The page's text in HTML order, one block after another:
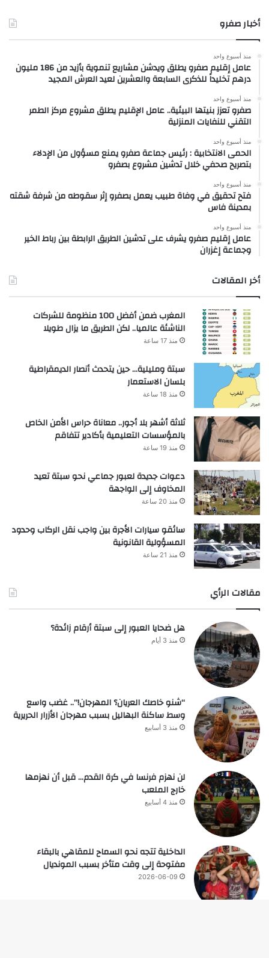
أخبار صفرو
منذ أسبوع واحد
عامل إقليم صفرو يطلق ويدشن مشاريع تنموية بأزيد من 186 مليون
درهم تخليداً للذكرى السابعة والعشرين لعيد العرش المجيد
منذ أسبوع واحد
صفرو تعزز بنيتها البيئية.. عامل الإقليم يطلق مشروع مركز الطمر
التقني للنفايات المنزلية
منذ أسبوع واحد
الحمى الانتخابية : رئيس جماعة صفرو يمنع مسؤول من الإدلاء
بتصريح صحفي خلال تدشين مشروع بصفرو
منذ أسبوع واحد
فتح تحقيق في وفاة طبيب يعمل بصفرو إثر سقوطه من شرفة شقته
بمدينة فاس
منذ أسبوع واحد
عامل إقليم صفرو يشرف على تدشين الطريق الرابطة بين رباط الخير
وجماعة إغزران
أخر المقالات
المغرب ضمن أفضل 100 منظومة للشركات
الناشئة عالميا.. لكن الطريق ما يزال طويلا
منذ 17 ساعة
سبتة ومليلية… حين يتحدث أنصار الديمقراطية
بلسان الاستعمار
منذ 18 ساعة
ثلاثة أشهر بلا أجور.. معاناة حراس الأمن الخاص
بالمؤسسات التعليمية بأكادير تتفاقم
منذ 19 ساعة
دعوات جديدة لعبور جماعي نحو سبتة تعيد
المخاوف إلى الواجهة
منذ 20 ساعة
سائقو سيارات الأجرة بين واجب نقل الركاب وحدود
المسؤولية القانونية
منذ 21 ساعة
مقالات الرأي
هل ضحايا العبور إلى سبتة أرقام زائدة؟
منذ 3 أيام
“شنو خاصك العريان؟ المهرجان!”.. غضب واسع
وسط ساكنة البهاليل بسبب مهرجان الأزرار الحريرية
منذ 3 أسابيع
لن نهزم فرنسا في كرة القدم… قبل أن نهزمها
خارج الملعب
منذ 4 أسابيع
الداخلية تتجه نحو السماح للمقاهي بالبقاء
مفتوحة إلى وقت متأخر بسبب المونديال
2026-06-09